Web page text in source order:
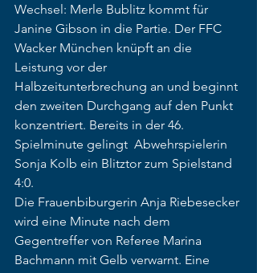
Wechsel: Merle Bublitz kommt für
Janine Gibson in die Partie. Der FFC
Wacker München knüpft an die
Leistung vor der
Halbzeitunterbrechung an und beginnt
den zweiten Durchgang auf den Punkt
konzentriert. Bereits in der 46.
Spielminute gelingt  Abwehrspielerin
Sonja Kolb ein Blitztor zum Spielstand
4:0.
Die Frauenbiburgerin Anja Riebesecker
wird eine Minute nach dem
Gegentreffer von Referee Marina
Bachmann mit Gelb verwarnt. Eine